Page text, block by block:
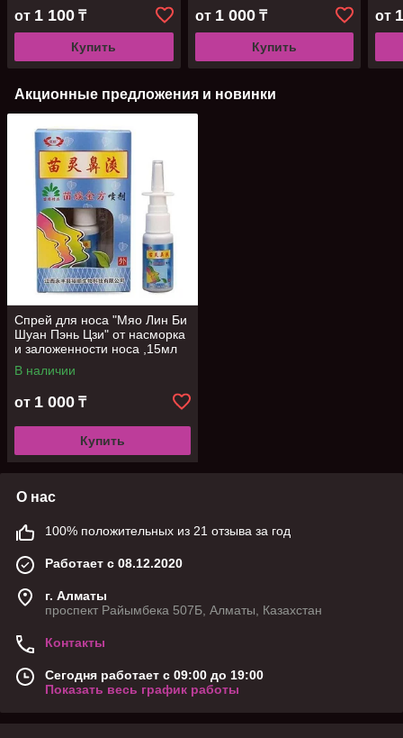
от 1 100 ₸
Купить
от 1 000₸
Купить
от
Акционные предложения и новинки
Спрей для носа "Мяо Лин Би
Шуан Пэнь Цзи" от насморка
и заложенности носа ,15мл
В наличии
от 1 000 ₸
Купить
О нас
100% положительных из 21 отзыва за год
Работает с 08.12.2020
г. Алматы
проспект Райымбека 507Б, Алматы, Казахстан
Контакты
Сегодня работает с 09:00 до 19:00
Показать весь график работы